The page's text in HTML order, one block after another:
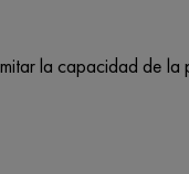
la capacidad de la